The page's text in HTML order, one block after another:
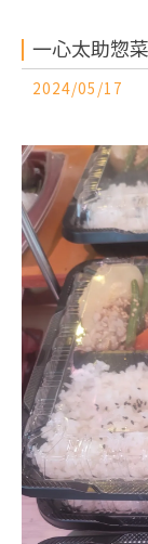
一心太助惣
2024/05/17